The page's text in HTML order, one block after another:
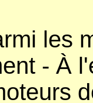
les
- À